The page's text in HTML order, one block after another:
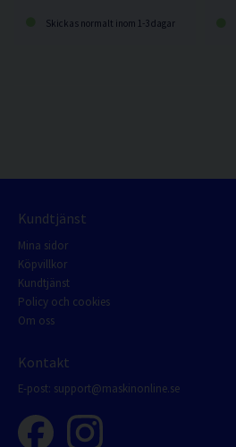
Skickas normalt inom 1-3 dagar
Kundtjänst
Mina sidor
Köpvillkor
Kundtjänst
Policy och cookies
Om oss
Kontakt
E-post: support@maskinonline.se